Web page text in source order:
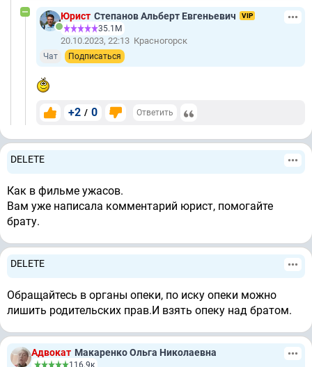
Юрист Степанов Альберт Евгеньевич VIP
35.1М
20.10.2023, 22:13 Красногорск
Чат Подписаться
+2 / 0 Ответить
DELETE
Как в фильме ужасов.
Вам уже написала комментарий юрист, помогайте
брату.
DELETE
Обращайтесь в органы опеки, по иску опеки можно
лишить родительских прав.И взять опеку над братом.
Адвокат Макаренко Ольга Николаевна
116.9к